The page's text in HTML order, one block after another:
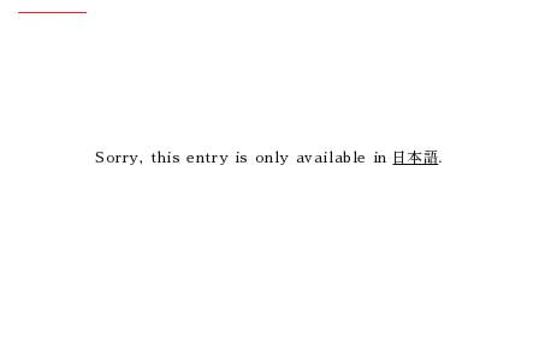
Sorry, this entry is only available in 日本語.